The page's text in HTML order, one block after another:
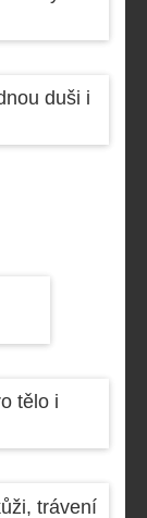
duši i
tělo i
trávení